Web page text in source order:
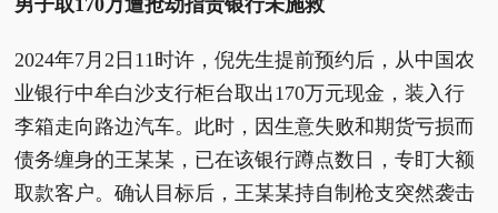
2024年7月2日11时许，倪先生提前预约后，从中国农
业银行中牟白沙支行柜台取出170万元现金，装入行
李箱走向路边汽车。此时，因生意失败和期货亏损而
债务缠身的王某某，已在该银行蹲点数日，专盯大额
取款客户。确认目标后，王某某持自制枪支突然袭击